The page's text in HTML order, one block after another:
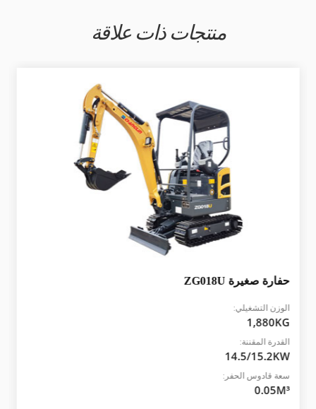
منتجات ذات علاقة
حفارة صغيرة ZG018U
الوزن التشغيلي:
1,880KG
القدرة المقننة:
14.5/15.2KW
سعة قادوس الحفر:
0.05M³